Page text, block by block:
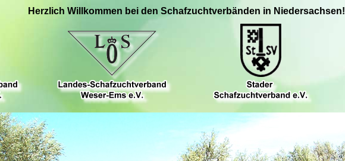
Herzlich Willkommen bei den Schafzuchtverbänden in Niedersachsen!